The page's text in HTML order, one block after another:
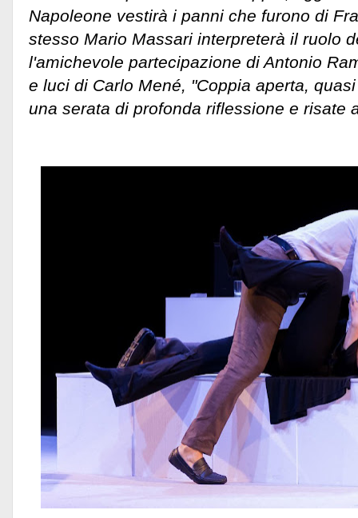
Napoleone vestirà i panni che furono di
stesso Mario Massari interpreterà il ruolo
l'amichevole partecipazione di Antonio
e luci di Carlo Mené, "Coppia aperta,
una serata di profonda riflessione e risate